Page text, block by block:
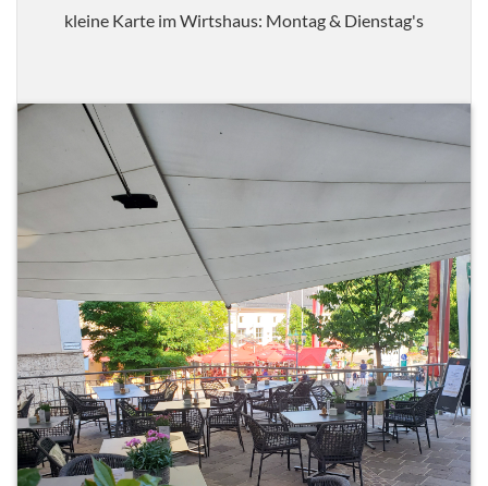
kleine Karte im Wirtshaus: Montag & Dienstag's